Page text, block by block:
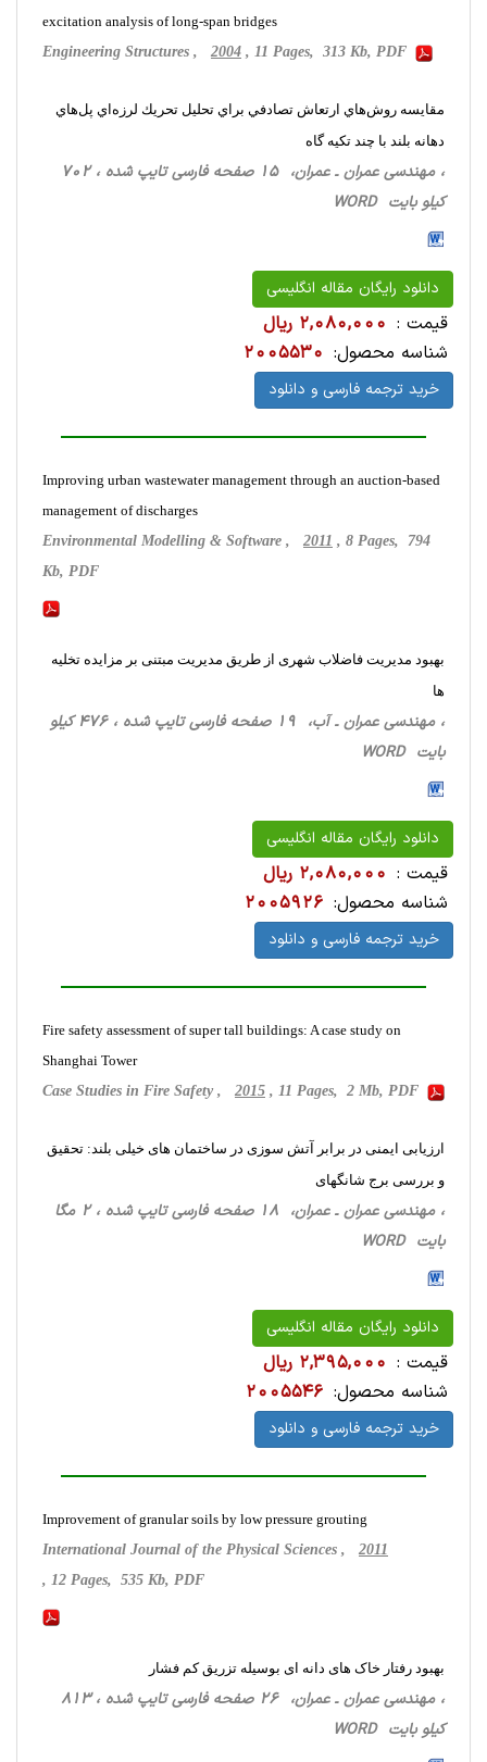
excitation analysis of long-span bridges
Engineering Structures , 2004 , 11 Pages, 313 Kb, PDF
مقايسه روش‌هاي ارتعاش تصادفي براي تحليل تحريك لرزه‌اي پل‌هاي
دهانه بلند با چند تكيه گاه
، مهندسی عمران ـ عمران، 15 صفحه فارسی تایپ شده ، 702
کیلو بایت WORD
دانلود رایگان مقاله انگلیسی
قیمت : 2,080,000 ریال
شناسه محصول: 2005530
خرید ترجمه فارسی و دانلود
Improving urban wastewater management through an auction-based
management of discharges
Environmental Modelling & Software , 2011 , 8 Pages, 794
Kb, PDF
بهبود مدیریت فاضلاب شهری از طریق مدیریت مبتنی بر مزایده تخلیه
ها
، مهندسی عمران ـ آب، 19 صفحه فارسی تایپ شده ، 476 کیلو
بایت WORD
دانلود رایگان مقاله انگلیسی
قیمت : 2,080,000 ریال
شناسه محصول: 2005926
خرید ترجمه فارسی و دانلود
Fire safety assessment of super tall buildings: A case study on
Shanghai Tower
Case Studies in Fire Safety , 2015 , 11 Pages, 2 Mb, PDF
ارزیابی ایمنی در برابر آتش سوزی در ساختمان های خیلی بلند: تحقیق
و بررسی برج شانگهای
، مهندسی عمران ـ عمران، 18 صفحه فارسی تایپ شده ، 2 مگا
بایت WORD
دانلود رایگان مقاله انگلیسی
قیمت : 2,395,000 ریال
شناسه محصول: 2005546
خرید ترجمه فارسی و دانلود
Improvement of granular soils by low pressure grouting
International Journal of the Physical Sciences , 2011
, 12 Pages, 535 Kb, PDF
بهبود رفتار خاک های دانه ای بوسیله تزریق کم فشار
، مهندسی عمران ـ عمران، 26 صفحه فارسی تایپ شده ، 813
کیلو بایت WORD